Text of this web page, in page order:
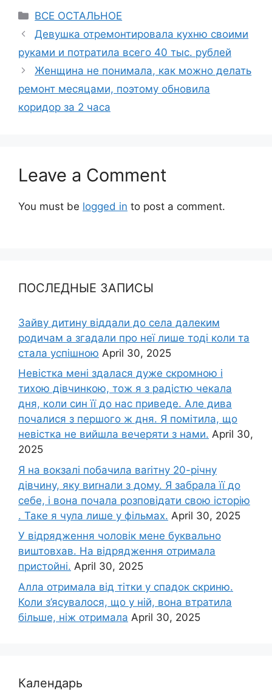
Categories
ВСЕ ОСТАЛЬНОЕ
Девушка отремонтировала кухню своими
руками и потратила всего 40 тыс. рублей
Женщина не понимала, как можно делать
ремонт месяцами, поэтому обновила
коридор за 2 часа
Leave a Comment
You must be logged in to post a comment.
ПОСЛЕДНЫЕ ЗАПИСЫ
Зайву дитину віддали до села далеким
родичам а згадали про неї лише тоді коли та
стала успішною April 30, 2025
Невістка мені здалася дуже скромною і
тихою дівчинкою, тож я з радістю чекала
дня, коли син її до нас приведе. Але дива
почалися з першого ж дня. Я помітила, що
невістка не вийшла вечеряти з нами. April 30,
2025
Я на вокзалі побачила ваrітну 20-річну
дівчину, яку виrнали з дому. Я забрала її до
себе, і вона почала розповідати свою історію
. Таке я чула лише у фільмах. April 30, 2025
У відрядження чоловік мене буквально
виштовхав. На відрядження отримала
пристойні. April 30, 2025
Алла отримала від тітки у спадок скриню.
Коли з’ясувалося, що у ній, вона втратила
більше, ніж отримала April 30, 2025
Календарь